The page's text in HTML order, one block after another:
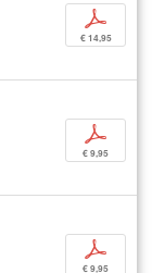
p
€ 14,95
p
€ 9,95
p
€ 9,95